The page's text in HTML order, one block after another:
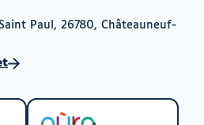
Paul, 26780, Châteauneuf-